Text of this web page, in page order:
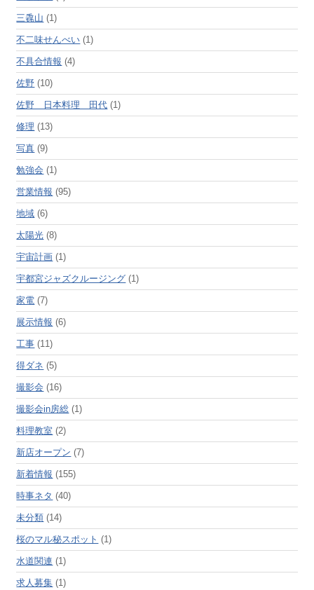
三毳山 (1)
不二味せんべい (1)
不具合情報 (4)
佐野 (10)
佐野 日本料理 田代 (1)
修理 (13)
写真 (9)
勉強会 (1)
営業情報 (95)
地域 (6)
太陽光 (8)
宇宙計画 (1)
宇都宮ジャズクルージング (1)
家電 (7)
展示情報 (6)
工事 (11)
得ダネ (5)
撮影会 (16)
撮影会in房総 (1)
料理教室 (2)
新店オープン (7)
新着情報 (155)
時事ネタ (40)
未分類 (14)
桜のマル秘スポット (1)
水道関連 (1)
求人募集 (1)